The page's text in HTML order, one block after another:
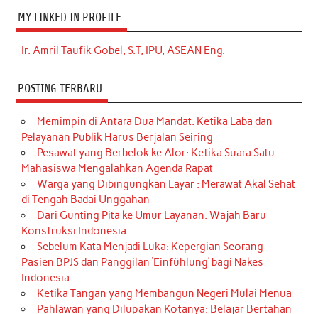
MY LINKED IN PROFILE
Ir. Amril Taufik Gobel, S.T, IPU, ASEAN Eng.
POSTING TERBARU
Memimpin di Antara Dua Mandat: Ketika Laba dan
Pelayanan Publik Harus Berjalan Seiring
Pesawat yang Berbelok ke Alor: Ketika Suara Satu
Mahasiswa Mengalahkan Agenda Rapat
Warga yang Dibingungkan Layar : Merawat Akal Sehat
di Tengah Badai Unggahan
Dari Gunting Pita ke Umur Layanan: Wajah Baru
Konstruksi Indonesia
Sebelum Kata Menjadi Luka: Kepergian Seorang
Pasien BPJS dan Panggilan ‘Einfühlung’ bagi Nakes
Indonesia
Ketika Tangan yang Membangun Negeri Mulai Menua
Pahlawan yang Dilupakan Kotanya: Belajar Bertahan